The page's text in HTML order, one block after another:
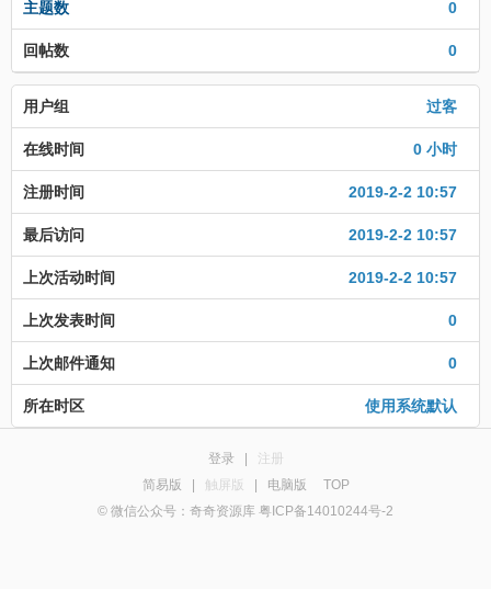
0
主题数
0
回帖数
过客
用户组
0 小时
在线时间
2019-2-2 10:57
注册时间
2019-2-2 10:57
最后访问
2019-2-2 10:57
上次活动时间
0
上次发表时间
0
上次邮件通知
使用系统默认
所在时区
登录
注册
简易版
触屏版 电脑版
TOP
© 微信公众号：奇奇资源库 粤ICP备14010244号-2